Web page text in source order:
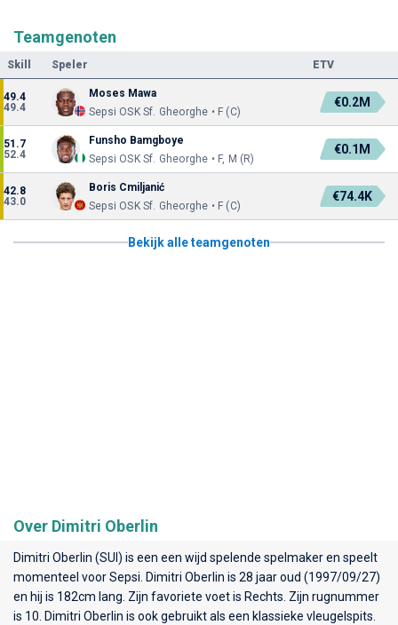
Teamgenoten
Skill Speler ETV
49.4
49.4
Moses Mawa
Sepsi OSK Sf. Gheorghe • F (C)
€0.2M
51.7
52.4
Funsho Bamgboye
Sepsi OSK Sf. Gheorghe • F, M (R)
€0.1M
42.8
43.0
Boris Cmiljanić
Sepsi OSK Sf. Gheorghe • F (C)
€74.4K
Bekijk alle teamgenoten
Over Dimitri Oberlin
Dimitri Oberlin (SUI) is een een wijd spelende spelmaker en speelt
momenteel voorSepsi . Dimitri Oberlin is 28 jaar oud (1997/09/27)
en hij is 182cm lang. Zijn favoriete voet is Rechts. Zijn rugnummer
is 10. Dimitri Oberlin is ook gebruikt als een klassieke vleugelspits.